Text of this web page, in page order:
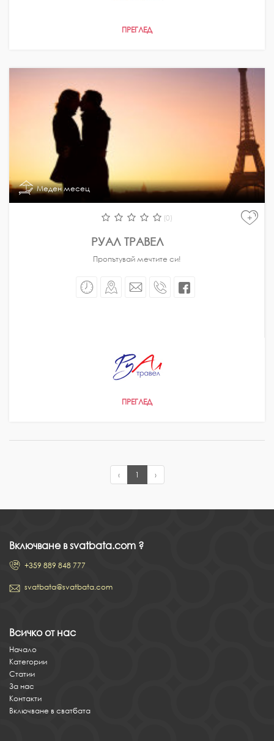
ПРЕГЛЕД
Меден месец
(0) +
РУАЛ ТРАВЕЛ
Пропътувай мечтите си!
Понеделник - Петък
08:30 - 19:30
Понеделник-Петък
Понеделник-Петък
ПРЕГЛЕД
‹ 1 ›
Включване в svatbata.com ?
+359 889 848 777
svatbata@svatbata.com
Всичко от нас
Начало
Категории
Статии
За нас
Контакти
Включване в сватбата